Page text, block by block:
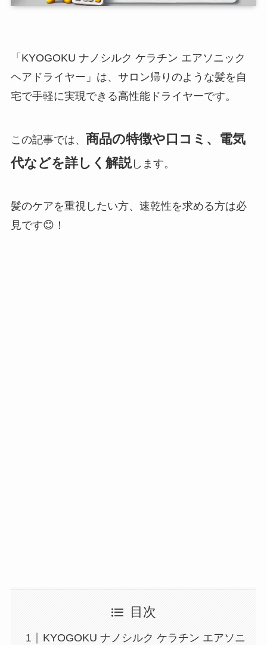
「KYOGOKU ナノシルク ケラチン エアソニック
ヘアドライヤー」は、サロン帰りのような髪を自
宅で手軽に実現できる高性能ドライヤーです。
この記事では、 商品の特徴や口コミ、電気
代などを詳しく解説します。
髪のケアを重視したい方、速乾性を求める方は必
見です😊！
目次
KYOGOKU ナノシルク ケラチン エアソニ